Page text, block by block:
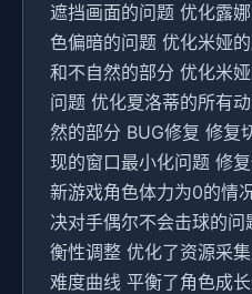
遮挡画面的问题 优化露
色偏暗的问题 优化米娅
和不自然的部分 优化米
问题 优化夏洛蒂的所有
然的部分 BUG修复 修复
现的窗口最小化问题 修
新游戏角色体力为0的情
决对手偶尔不会击球的
衡性调整 优化了资源采
难度曲线 平衡了角色成